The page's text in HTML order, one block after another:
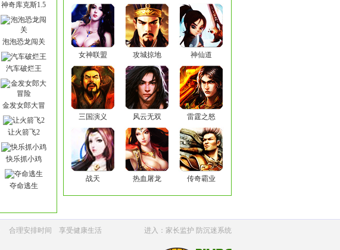
神奇库克斯1.5
泡泡恐龙闯关
汽车破烂王
金发女郎大冒
让火箭飞2
快乐抓小鸡
夺命逃生
女神联盟 攻城掠地 神仙道
三国演义 风云无双 雷霆之怒
战天 热血屠龙 传奇霸业
合理安排时间 享受健康生活 进入：家长监护 防沉迷系统